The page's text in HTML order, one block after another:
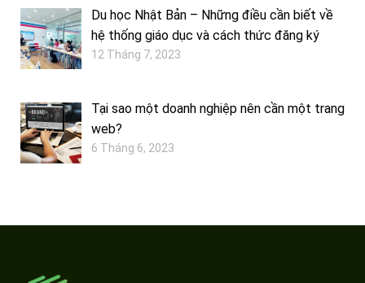
Du học Nhật Bản – Những điều cần biết về
hệ thống giáo dục và cách thức đăng ký
12 Tháng 7, 2023
Tại sao một doanh nghiệp nên cần một trang
web?
6 Tháng 6, 2023